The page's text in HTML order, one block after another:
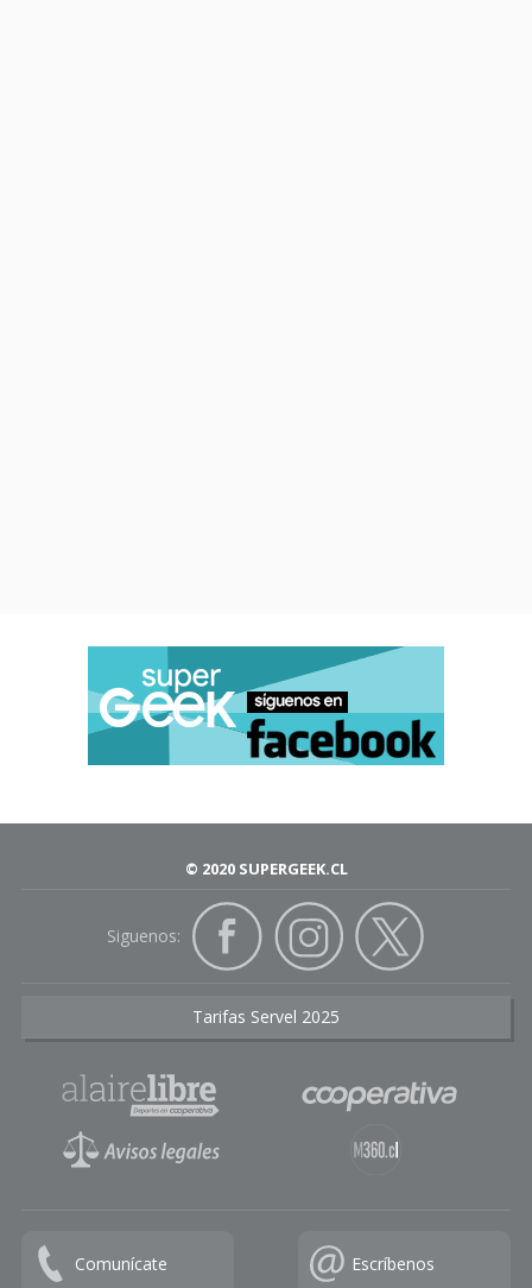
© 2020 SUPERGEEK.CL
Siguenos:
Tarifas Servel 2025
Comunícate Escríbenos